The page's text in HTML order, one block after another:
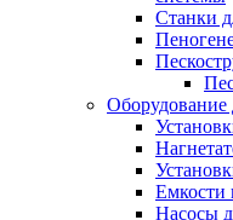
Станки
Оборудование
Емкости
Насосы